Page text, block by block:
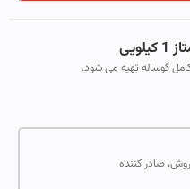
گوساله تهیه می شود.
صادر کننده